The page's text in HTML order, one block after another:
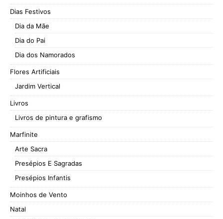
Dias Festivos
Dia da Mãe
Dia do Pai
Dia dos Namorados
Flores Artificiais
Jardim Vertical
Livros
Livros de pintura e grafismo
Marfinite
Arte Sacra
Presépios E Sagradas
Presépios Infantis
Moinhos de Vento
Natal